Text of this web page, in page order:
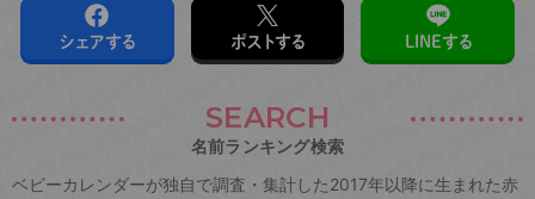
シェアする ポストする LINEする
SEARCH
名前ランキング検索
ベビーカレンダーが独自で調査・集計した2017年以降に生まれた赤